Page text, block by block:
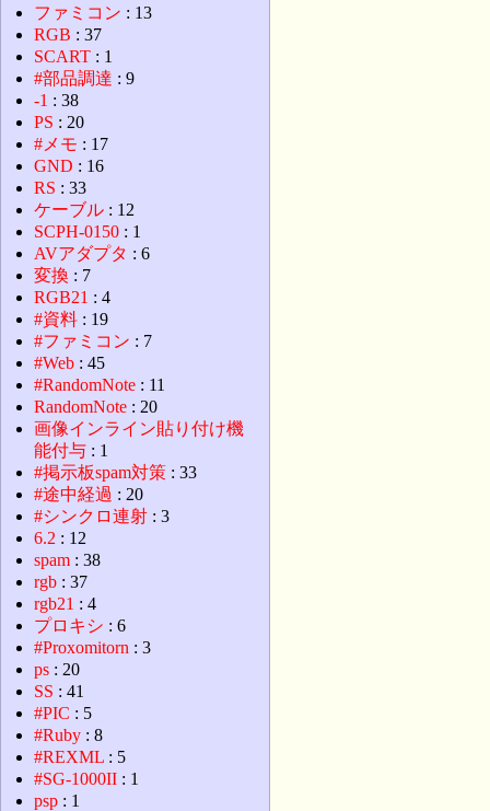
ファミコン : 13
RGB : 37
SCART : 1
#部品調達 : 9
-1 : 38
PS : 20
#メモ : 17
GND : 16
RS : 33
ケーブル : 12
SCPH-0150 : 1
AVアダプタ : 6
変換 : 7
RGB21 : 4
#資料 : 19
#ファミコン : 7
#Web : 45
#RandomNote : 11
RandomNote : 20
画像インライン貼り付け機
能付与 : 1
#掲示板spam対策 : 33
#途中経過 : 20
#シンクロ連射 : 3
6.2 : 12
spam : 38
rgb : 37
rgb21 : 4
プロキシ : 6
#Proxomitorn : 3
ps : 20
SS : 41
#PIC : 5
#Ruby : 8
#REXML : 5
#SG-1000II : 1
psp : 1